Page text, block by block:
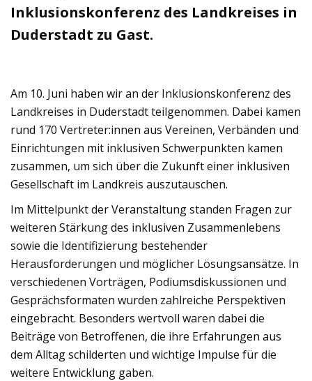
Inklusionskonferenz des Landkreises in
Duderstadt zu Gast.
Am 10. Juni haben wir an der Inklusionskonferenz des
Landkreises in Duderstadt teilgenommen. Dabei kamen
rund 170 Vertreter:innen aus Vereinen, Verbänden und
Einrichtungen mit inklusiven Schwerpunkten kamen
zusammen, um sich über die Zukunft einer inklusiven
Gesellschaft im Landkreis auszutauschen.
Im Mittelpunkt der Veranstaltung standen Fragen zur
weiteren Stärkung des inklusiven Zusammenlebens
sowie die Identifizierung bestehender
Herausforderungen und möglicher Lösungsansätze. In
verschiedenen Vorträgen, Podiumsdiskussionen und
Gesprächsformaten wurden zahlreiche Perspektiven
eingebracht. Besonders wertvoll waren dabei die
Beiträge von Betroffenen, die ihre Erfahrungen aus
dem Alltag schilderten und wichtige Impulse für die
weitere Entwicklung gaben.